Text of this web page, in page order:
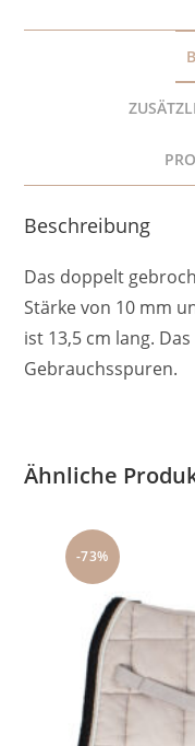
Beschreibung
Das doppelt
Stärke von 10 mm
ist 13,5 cm lang.
Gebrauchsspuren.
Ähnliche
-73%